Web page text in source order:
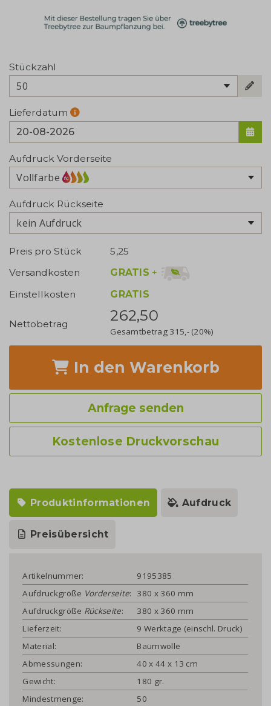
Stückzahl
50
Lieferdatum
Aufdruck Vorderseite
Vollfarbe
Aufdruck Rückseite
kein Aufdruck
Preis pro Stück
5,25
Versandkosten
GRATIS +
Einstellkosten
GRATIS
Nettobetrag 262,50
Gesamtbetrag 315,- (20%)
In den Warenkorb
Anfrage senden
Kostenlose Druckvorschau
Produktinformationen Aufdruck
Preisübersicht
Artikelnummer:
9195385
Aufdruckgröße Vorderseite:
380 x 360 mm
Aufdruckgröße Rückseite:
380 x 360 mm
Lieferzeit:
9 Werktage (einschl. Druck)
Material:
Baumwolle
Abmessungen:
40 x 44 x 13 cm
Gewicht:
180 gr.
Mindestmenge:
50